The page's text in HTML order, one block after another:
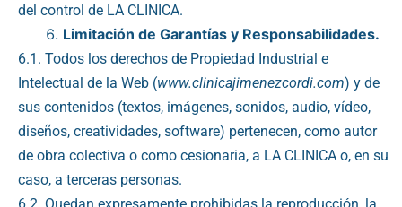
del control de LA CLINICA.
Limitación de Garantías y Responsabilidades.
6.1. Todos los derechos de Propiedad Industrial e
Intelectual de la Web (www.clinicajimenezcordi.com) y de
sus contenidos (textos, imágenes, sonidos, audio, vídeo,
diseños, creatividades, software) pertenecen, como autor
de obra colectiva o como cesionaria, a LA CLINICA o, en su
caso, a terceras personas.